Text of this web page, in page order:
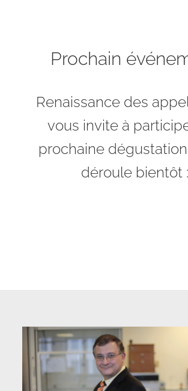
Prochain
Renaissance des
vous invite à
prochaine
déroule bientôt :